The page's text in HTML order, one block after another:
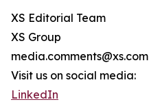
XS Editorial Team
XS Group
media.comments@xs.com
Visit us on social media:
LinkedIn